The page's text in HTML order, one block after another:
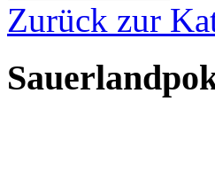
Zurück zur